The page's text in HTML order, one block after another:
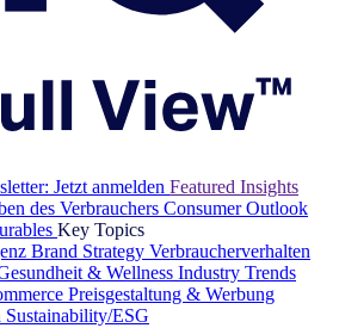
Jetzt anmelden Featured Insights
des Verbrauchers Consumer Outlook
Key Topics
Brand Strategy Verbraucherverhalten
& Wellness Industry Trends
Preisgestaltung & Werbung
Sustainability/ESG